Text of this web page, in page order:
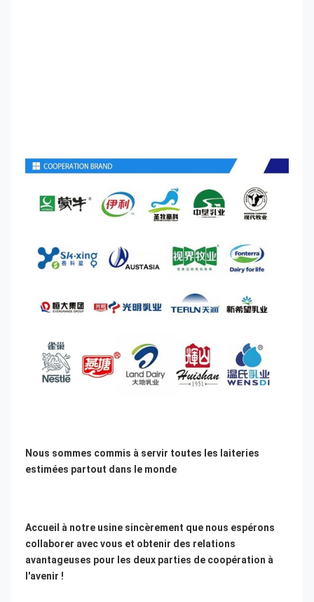
Nous sommes commis à servir toutes les laiteries
estimées partout dans le monde
Accueil à notre usine sincèrement que nous espérons
collaborer avec vous et obtenir des relations
avantageuses pour les deux parties de coopération à
l'avenir !